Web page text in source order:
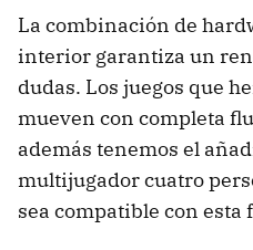
La combinación de
interior garantiza un
dudas. Los juegos que
mueven con completa
además tenemos el
multijugador cuatro
sea compatible con esta